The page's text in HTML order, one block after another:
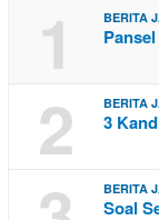
1 BERITA
2 BERITA
3
BERITA
Soal